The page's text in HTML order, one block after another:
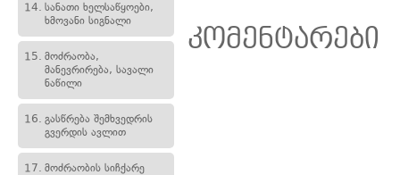
14. სანათი ხელსაწყოები,
ხმოვანი სიგნალი
15. მოძრაობა,
მანევრირება, სავალი
ნაწილი
16. გასწრება შემხვედრის
გვერდის ავლით
17. მოძრაობის სიჩქარე
კომენტარები